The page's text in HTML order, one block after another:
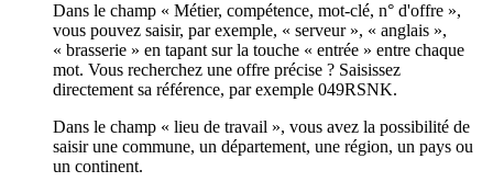
Dans le champ « Métier, compétence, mot-clé, n° d'offre »,
vous pouvez saisir, par exemple, « serveur », « anglais »,
« brasserie » en tapant sur la touche « entrée » entre chaque
mot. Vous recherchez une offre précise ? Saisissez
directement sa référence, par exemple 049RSNK.
Dans le champ « lieu de travail », vous avez la possibilité de
saisir une commune, un département, une région, un pays ou
un continent.